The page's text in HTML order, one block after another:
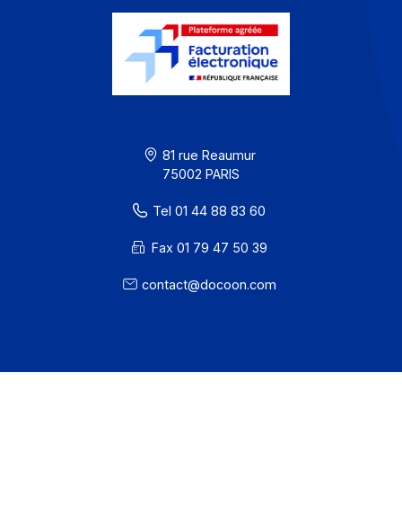
CGU
Mentions légales
· Docoon Messaging Status
· Docoon Invoice Status
· EDC Status